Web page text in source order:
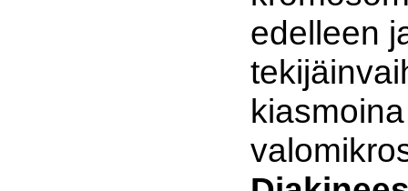
edelleen
kiasmoina